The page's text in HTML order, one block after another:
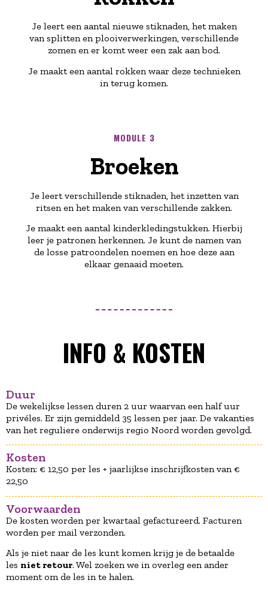
Je leert een aantal nieuwe stiknaden, het maken
van splitten en plooiverwerkingen, verschillende
zomen en er komt weer een zak aan bod.
Je maakt een aantal rokken waar deze technieken
in terug komen.
MODULE 3
Broeken
Je leert verschillende stiknaden, het inzetten van
ritsen en het maken van verschillende zakken.
Je maakt een aantal kinderkledingstukken. Hierbij
leer je patronen herkennen. Je kunt de namen van
de losse patroondelen noemen en hoe deze aan
elkaar genaaid moeten.
INFO & KOSTEN
Duur
De wekelijkse lessen duren 2 uur waarvan een half uur
privéles. Er zijn gemiddeld 35 lessen per jaar. De vakanties
van het reguliere onderwijs regio Noord worden gevolgd.
Kosten
Kosten: € 12,50 per les + jaarlijkse inschrijfkosten van €
22,50
Voorwaarden
De kosten worden per kwartaal gefactureerd. Facturen
worden per mail verzonden.
Als je niet naar de les kunt komen krijg je de betaalde
les niet retour. Wel zoeken we in overleg een ander
moment om de les in te halen.